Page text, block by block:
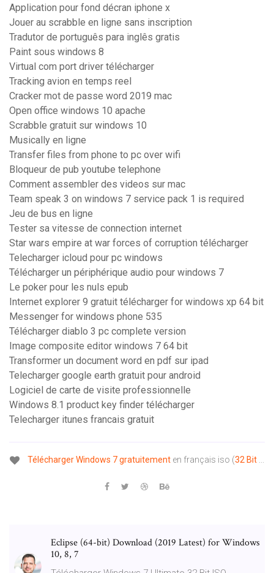
Application pour fond décran iphone x
Jouer au scrabble en ligne sans inscription
Tradutor de português para inglês gratis
Paint sous windows 8
Virtual com port driver télécharger
Tracking avion en temps reel
Cracker mot de passe word 2019 mac
Open office windows 10 apache
Scrabble gratuit sur windows 10
Musically en ligne
Transfer files from phone to pc over wifi
Bloqueur de pub youtube telephone
Comment assembler des videos sur mac
Team speak 3 on windows 7 service pack 1 is required
Jeu de bus en ligne
Tester sa vitesse de connection internet
Star wars empire at war forces of corruption télécharger
Telecharger icloud pour pc windows
Télécharger un périphérique audio pour windows 7
Le poker pour les nuls epub
Internet explorer 9 gratuit télécharger for windows xp 64 bit
Messenger for windows phone 535
Télécharger diablo 3 pc complete version
Image composite editor windows 7 64 bit
Transformer un document word en pdf sur ipad
Telecharger google earth gratuit pour android
Logiciel de carte de visite professionnelle
Windows 8.1 product key finder télécharger
Telecharger itunes francais gratuit
TéléchargerWindows 7gratuitement en français iso (32 Bit ...
Eclipse (64-bit) Download (2019 Latest) for Windows
10, 8, 7